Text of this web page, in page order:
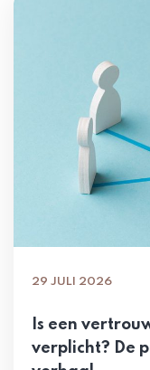
29 JULI 2026
Is een
verplicht? De